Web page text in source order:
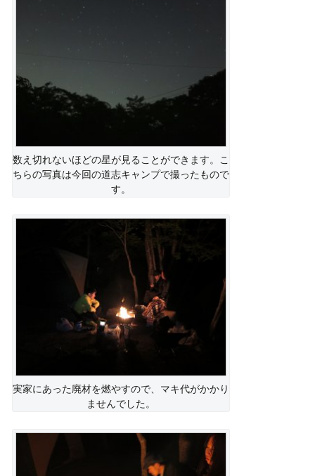
数え切れないほどの星が見ることができます。こ
ちらの写真は今回の道志キャンプで撮ったもので
す。
実家にあった廃材を燃やすので、マキ代がかかり
ませんでした。